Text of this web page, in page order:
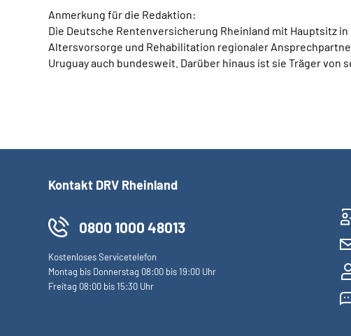
Anmerkung für die Redaktion:
Die Deutsche Rentenversicherung Rheinland mit Hauptsitz
Altersvorsorge und Rehabilitation regionaler
Uruguay auch bundesweit. Darüber hinaus ist sie Träger von
Kontakt DRV Rheinland
0800 1000 48013
Kostenloses Servicetelefon
Montag bis Donnerstag 08:00 bis 19:00 Uhr
Freitag 08:00 bis 15:30 Uhr